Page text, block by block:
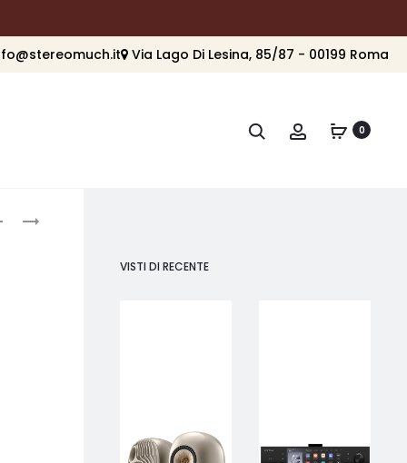
Via Lago Di Lesina, 85/87 - 00199 Roma
Cerca Account0
navigationVISTI DI RECENTE